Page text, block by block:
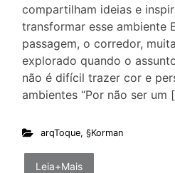
compartilham ideias e
transformar esse ambiente
passagem, o corredor,
explorado quando o
não é difícil trazer cor e
ambientes “Por não ser um
arqToque, §Korman
Leia+Mais